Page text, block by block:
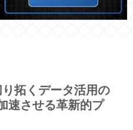
拓くデータ活用の
速させる革新的プ